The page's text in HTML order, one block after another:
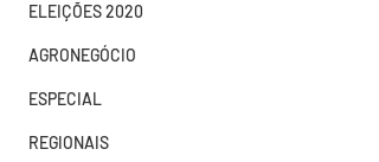
ELEIÇÕES 2020
AGRONEGÓCIO
ESPECIAL
REGIONAIS